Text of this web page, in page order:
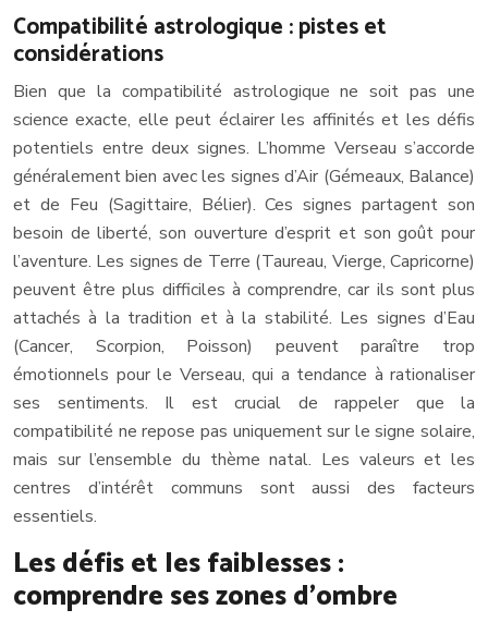
Compatibilité astrologique : pistes et
considérations
Bien que la compatibilité astrologique ne soit pas une
science exacte, elle peut éclairer les affinités et les défis
potentiels entre deux signes. L’homme Verseau s’accorde
généralement bien avec les signes d’Air (Gémeaux, Balance)
et de Feu (Sagittaire, Bélier). Ces signes partagent son
besoin de liberté, son ouverture d’esprit et son goût pour
l’aventure. Les signes de Terre (Taureau, Vierge, Capricorne)
peuvent être plus difficiles à comprendre, car ils sont plus
attachés à la tradition et à la stabilité. Les signes d’Eau
(Cancer, Scorpion, Poisson) peuvent paraître trop
émotionnels pour le Verseau, qui a tendance à rationaliser
ses sentiments. Il est crucial de rappeler que la
compatibilité ne repose pas uniquement sur le signe solaire,
mais sur l’ensemble du thème natal. Les valeurs et les
centres d’intérêt communs sont aussi des facteurs
essentiels.
Les défis et les faiblesses :
comprendre ses zones d’ombre